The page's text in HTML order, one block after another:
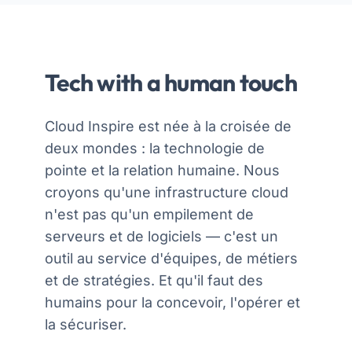
Tech with a human touch
Cloud Inspire est née à la croisée de
deux mondes : la technologie de
pointe et la relation humaine. Nous
croyons qu'une infrastructure cloud
n'est pas qu'un empilement de
serveurs et de logiciels — c'est un
outil au service d'équipes, de métiers
et de stratégies. Et qu'il faut des
humains pour la concevoir, l'opérer et
la sécuriser.